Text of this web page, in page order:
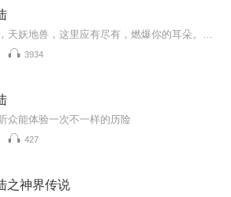
3934
众能体验一次不一样的历险
427
之神界传说